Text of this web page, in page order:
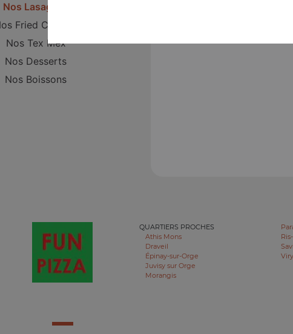
Nos Lasagnes
Fried Chicken
Nos Tex Mex
Nos Desserts
Nos Boissons
QUARTIERS PROCHES
Athis Mons
Draveil
Épinay-sur-Orge
Juvisy sur Orge
Morangis